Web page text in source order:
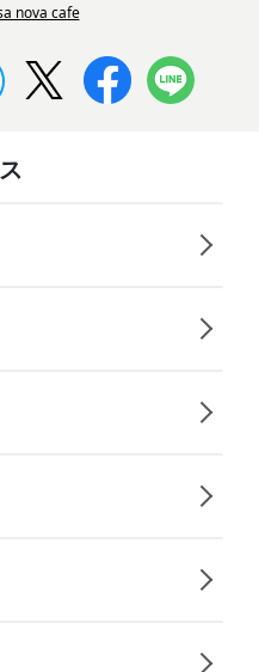
nova cafe